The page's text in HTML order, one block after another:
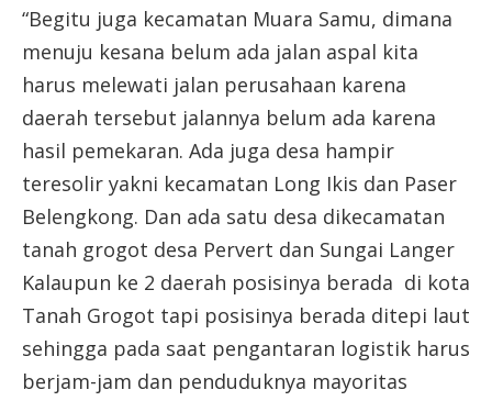
“Begitu juga kecamatan Muara Samu, dimana
menuju kesana belum ada jalan aspal kita
harus melewati jalan perusahaan karena
daerah tersebut jalannya belum ada karena
hasil pemekaran. Ada juga desa hampir
teresolir yakni kecamatan Long Ikis dan Paser
Belengkong. Dan ada satu desa dikecamatan
tanah grogot desa Pervert dan Sungai Langer
Kalaupun ke 2 daerah posisinya berada di kota
Tanah Grogot tapi posisinya berada ditepi laut
sehingga pada saat pengantaran logistik harus
berjam-jam dan penduduknya mayoritas